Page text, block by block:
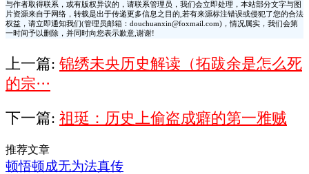
与作者取得联系，或有版权异议的，请联系管理员，我们会立即处理，本站部分文字与图
片资源来自于网络，转载是出于传递更多信息之目的,若有来源标注错误或侵犯了您的合法
权益，请立即通知我们(管理员邮箱：douchuanxin@foxmail.com)，情况属实，我们会第
一时间予以删除，并同时向您表示歉意,谢谢!
上一篇: 锦绣未央历史解读（拓跋余是怎么死
的宗···
下一篇: 祖珽：历史上偷盗成癖的第一雅贼
推荐文章
顿悟顿成无为法真传